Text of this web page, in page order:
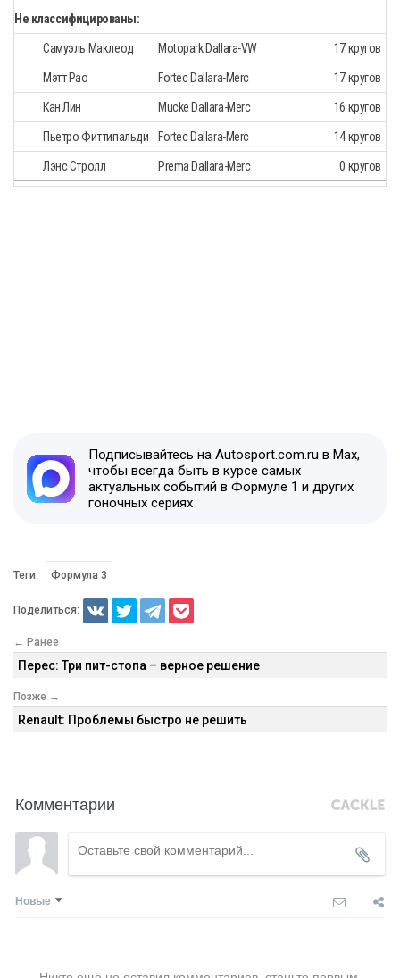
Не классифицированы:
Самуэль Маклеод Motopark Dallara-VW 17 кругов
Мэтт Рао Fortec Dallara-Merc 17 кругов
Кан Лин Mucke Dallara-Merc 16 кругов
Пьетро Фиттипальди Fortec Dallara-Merc 14 кругов
Лэнс Стролл Prema Dallara-Merc 0 кругов
Подписывайтесь на Autosport.com.ru в Max,
чтобы всегда быть в курсе самых
актуальных событий в Формуле 1 и других
гоночных сериях
Теги: Формула 3
Поделиться:
← Ранее
Перес: Три пит-стопа – верное решение
Позже →
Renault: Проблемы быстро не решить
Комментарии
Новые